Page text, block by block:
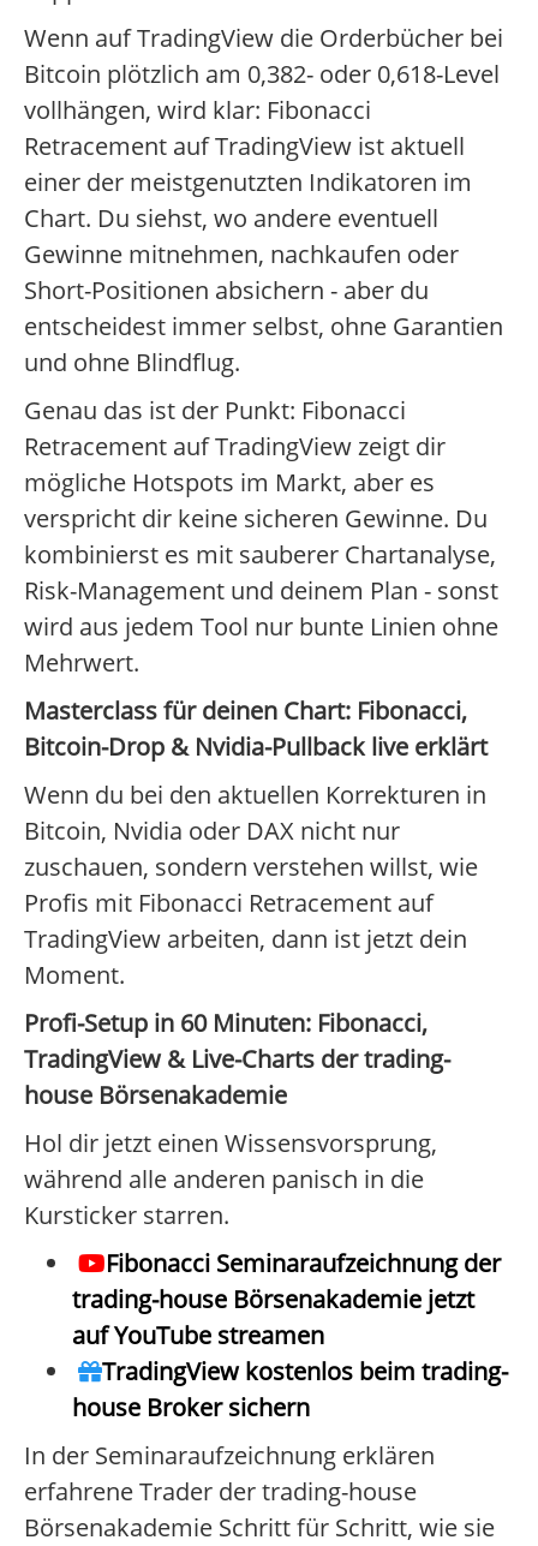
Wenn auf TradingView die Orderbücher bei
Bitcoin plötzlich am 0,382- oder 0,618-Level
vollhängen, wird klar: Fibonacci
Retracement auf TradingView ist aktuell
einer der meistgenutzten Indikatoren im
Chart. Du siehst, wo andere eventuell
Gewinne mitnehmen, nachkaufen oder
Short-Positionen absichern - aber du
entscheidest immer selbst, ohne Garantien
und ohne Blindflug.
Genau das ist der Punkt: Fibonacci
Retracement auf TradingView zeigt dir
mögliche Hotspots im Markt, aber es
verspricht dir keine sicheren Gewinne. Du
kombinierst es mit sauberer Chartanalyse,
Risk-Management und deinem Plan - sonst
wird aus jedem Tool nur bunte Linien ohne
Mehrwert.
Masterclass für deinen Chart: Fibonacci,
Bitcoin-Drop & Nvidia-Pullback live erklärt
Wenn du bei den aktuellen Korrekturen in
Bitcoin, Nvidia oder DAX nicht nur
zuschauen, sondern verstehen willst, wie
Profis mit Fibonacci Retracement auf
TradingView arbeiten, dann ist jetzt dein
Moment.
Profi-Setup in 60 Minuten: Fibonacci,
TradingView & Live-Charts der trading-
house Börsenakademie
Hol dir jetzt einen Wissensvorsprung,
während alle anderen panisch in die
Kursticker starren.
Fibonacci Seminaraufzeichnung der
trading-house Börsenakademie jetzt
auf YouTube streamen
TradingView kostenlos beim trading-
house Broker sichern
In der Seminaraufzeichnung erklären
erfahrene Trader der trading-house
Börsenakademie Schritt für Schritt, wie sie